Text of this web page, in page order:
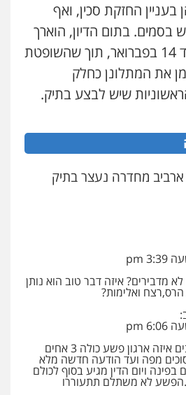
לביא
גישור
ארבל
דוק
בעניין החזקת סכין, ואף
בסמים. בתום הדיון, הוארך
מעצרו של ארביב עד 14 בפברואר, תוך שהשופטת
את המתלונן כחלק
שיש לבצע בתיק.
ארביב מחדרה נעצר בתיק
מדבירים? איזה דבר טוב הוא נותן
ואלימות?
עשיתם מהארביבים איזה ארגון פשע כולה 3 אחים
מפה ועד הודעה חדשה מלא
ויום הדין מגיע בסוף לכולם
לא משתלם תתעוררו
מזר – משרד עורכי דין
מעצרים וחקירות
כלכלי צבאי
– עורכי דין
חמורה קטינים אלימות
מין
– משרד עו"ד
פלילי